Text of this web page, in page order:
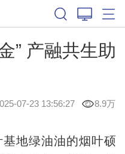
” 产融共生助
07-23 13:56:27 8.9万
地绿油油的烟叶硕